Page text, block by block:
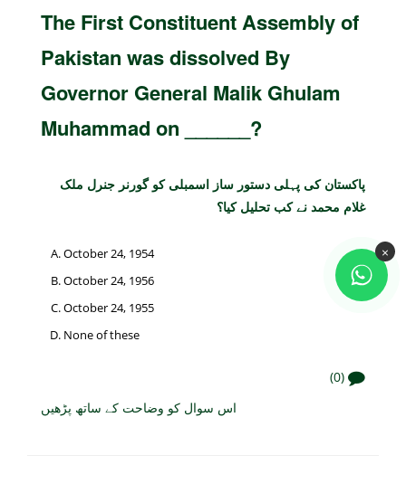
The First Constituent Assembly of
Pakistan was dissolved By
Governor General Malik Ghulam
Muhammad on ______?
پاکستان کی پہلی دستور ساز اسمبلی کو گورنر جنرل ملک
غلام محمد نے کب تحلیل کیا؟
October 24, 1954
October 24, 1956
October 24, 1955
None of these
(0)
اس سوال کو وضاحت کے ساتھ پڑھیں
×